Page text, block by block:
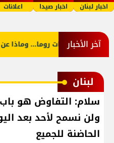
اخبار لبنان اخبار صيدا اعلانات
آخر الأخبار
في مفاوضات روما... وماذا عن
لبنان
سلام: التفاوض هو باب
ولن نسمح لأحد بعد
الحاضنة للجميع